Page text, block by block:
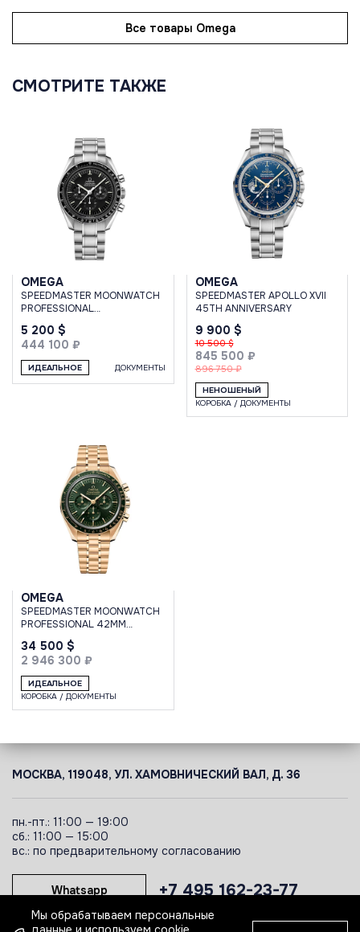
Все товары Omega
СМОТРИТЕ ТАКЖЕ
OMEGA
SPEEDMASTER MOONWATCH
PROFESSIONAL
CHRONOGRAPH 42 MM
5 200 $
444 100 ₽
ИДЕАЛЬНОЕ ДОКУМЕНТЫ
OMEGA
SPEEDMASTER APOLLO XVII
45TH ANNIVERSARY
9 900 $
10 500 $
845 500 ₽
896 750 ₽
НЕНОШЕНЫЙ
КОРОБКА / ДОКУМЕНТЫ
OMEGA
SPEEDMASTER MOONWATCH
PROFESSIONAL 42MM
MOONSHINE-1
34 500 $
2 946 300 ₽
ИДЕАЛЬНОЕ
КОРОБКА / ДОКУМЕНТЫ
МОСКВА, 119048, УЛ. ХАМОВНИЧЕСКИЙ ВАЛ, Д. 36
пн.-пт.: 11:00 — 19:00
сб.: 11:00 — 15:00
вс.: по предварительному согласованию
+7 495 162-23-77
Whatsapp
Мы обрабатываем персональные